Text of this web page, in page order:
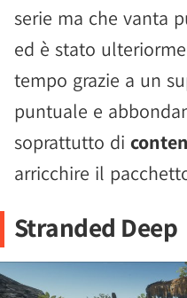
serie ma che vanta
ed è stato
tempo grazie a un
puntuale e
soprattutto di
arricchire il
Stranded Deep